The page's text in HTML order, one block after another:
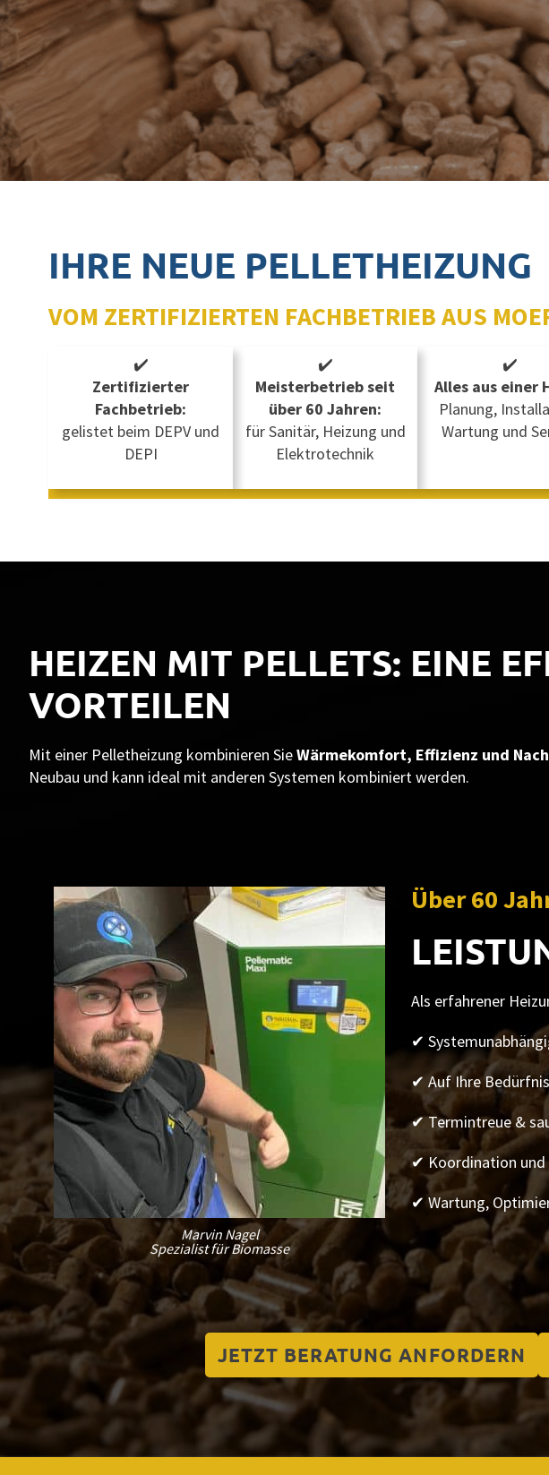
IHRE NEUE PELLETHEIZUNG
VOM ZERTIFIZIERTEN FACHBETRIEB AUS
✔️
Zertifizierter
Fachbetrieb:
gelistet beim DEPV und
DEPI
✔️
Meisterbetrieb seit
über 60 Jahren:
für Sanitär, Heizung und
Elektrotechnik
✔️
Alles aus einer
Planung,
Wartung und
HEIZEN MIT PELLETS: EINE
VORTEILEN
Mit einer Pelletheizung kombinieren SieWärmekomfort, Effizienz und
Neubau und kann ideal mit anderen Systemen kombiniert werden.
Marvin Nagel
Spezialist für Biomasse
Über 60
Als erfahrener
✔
✔ Auf Ihre
✔ Termintreue &
✔ Koordination und
✔ Wartung,
JETZT BERATUNG ANFORDERN